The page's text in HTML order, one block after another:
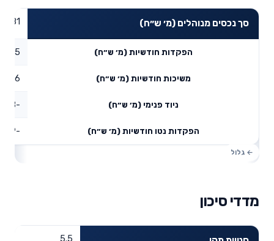
סך נכסים מנוהלים (מ׳ ש״ח)
הפקדות חודשיות (מ׳ ש״ח) 0.35
משיכות חודשיות (מ׳ ש״ח) 0.26
ניוד פנימי (מ׳ ש״ח) -0.18
הפקדות נטו חודשיות (מ׳ ש״ח) -0.09
מדדי סיכון
5.5